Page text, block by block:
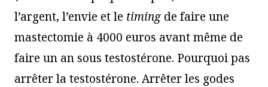
l’argent, l’envie et le timingde faire une
mastectomie à 4000 euros avant même de
faire un an sous testostérone. Pourquoi pas
arrêter la testostérone. Arrêter les godes